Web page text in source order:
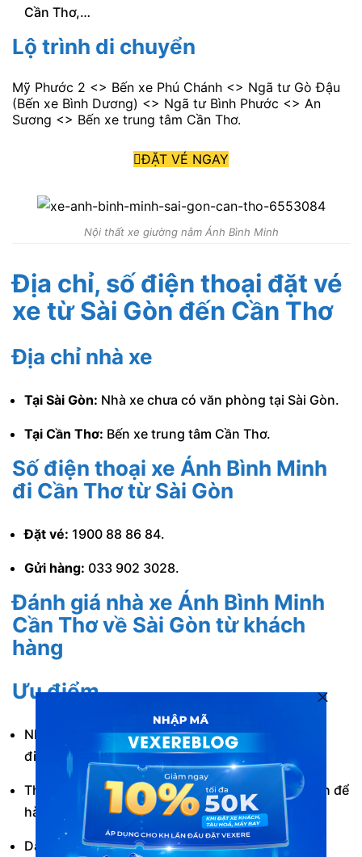
Cần Thơ,…
Lộ trình di chuyển
Mỹ Phước 2 <> Bến xe Phú Chánh <> Ngã tư Gò Đậu
(Bến xe Bình Dương) <> Ngã tư Bình Phước <> An
Sương <> Bến xe trung tâm Cần Thơ.
ĐẶT VÉ NGAY
Nội thất xe giường nằm Ánh Bình Minh
Địa chỉ, số điện thoại đặt vé
xe từ Sài Gòn đến Cần Thơ
Địa chỉ nhà xe
Tại Sài Gòn: Nhà xe chưa có văn phòng tại Sài Gòn.
Tại Cần Thơ: Bến xe trung tâm Cần Thơ.
Số điện thoại xe Ánh Bình Minh
đi Cần Thơ từ Sài Gòn
Đặt vé: 1900 88 86 84.
Gửi hàng: 033 902 3028.
Đánh giá nhà xe Ánh Bình Minh
Cần Thơ về Sài Gòn từ khách
hàng
Ưu điểm
Nhà xe có hỗ trợ đón/trả khách linh hoạt tại các
điểm dọc đường xe chạy.
Thời gian xuất bến cố định hàng ngày. Thuận tiện để
hành khách sắp xếp thời gian.
Dàn xe được bảo trì thường xuyên, động cơ vận